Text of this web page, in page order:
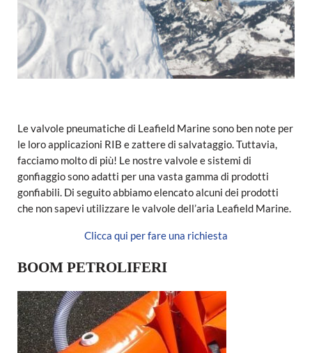
Le valvole pneumatiche di Leafield Marine sono ben note per
le loro applicazioni RIB e zattere di salvataggio. Tuttavia,
facciamo molto di più! Le nostre valvole e sistemi di
gonfiaggio sono adatti per una vasta gamma di prodotti
gonfiabili. Di seguito abbiamo elencato alcuni dei prodotti
che non sapevi utilizzare le valvole dell’aria Leafield Marine.
Clicca qui per fare una richiesta
BOOM PETROLIFERI